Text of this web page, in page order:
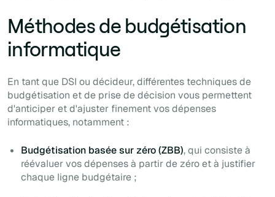
Méthodes de budgétisation
informatique
En tant que DSI ou décideur, différentes techniques de
budgétisation et de prise de décision vous permettent
d'anticiper et d'ajuster finement vos dépenses
informatiques, notamment :
Budgétisation basée sur zéro (ZBB), qui consiste à
réévaluer vos dépenses à partir de zéro et à justifier
chaque ligne budgétaire ;